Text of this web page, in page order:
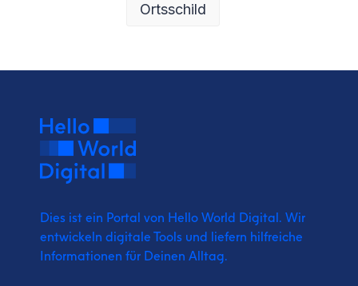
Ortsschild
Dies ist ein Portal von Hello World Digital. Wir
entwickeln digitale Tools und liefern hilfreiche
Informationen für Deinen Alltag.